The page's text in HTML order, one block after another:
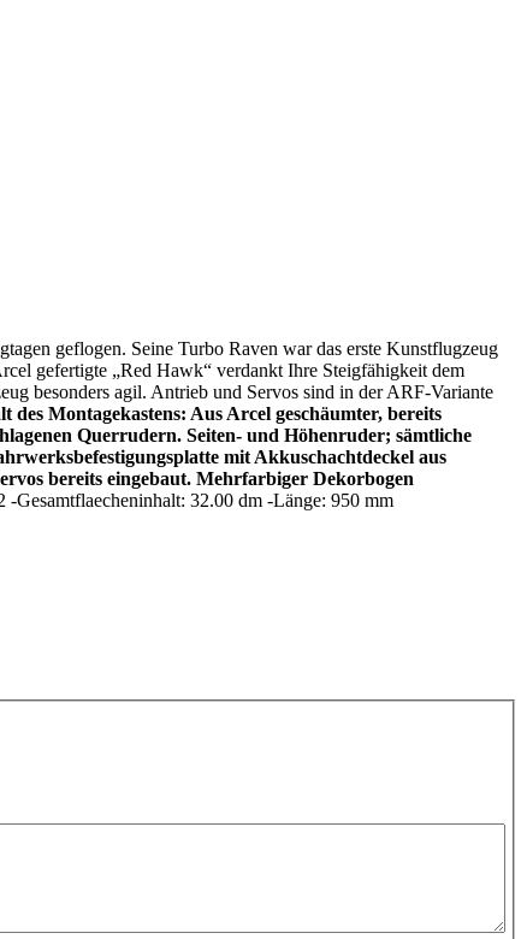
geflogen. Seine Turbo Raven war das erste Kunstflugzeug
gefertigte „Red Hawk“ verdankt Ihre Steigfähigkeit dem
besonders agil. Antrieb und Servos sind in der ARF-Variante
des Montagekastens: Aus Arcel geschäumter, bereits
Querrudern. Seiten- und Höhenruder; sämtliche
mit Akkuschachtdeckel aus
bereits eingebaut. Mehrfarbiger Dekorbogen
Gesamtflaecheninhalt: 32.00 dm -Länge: 950 mm